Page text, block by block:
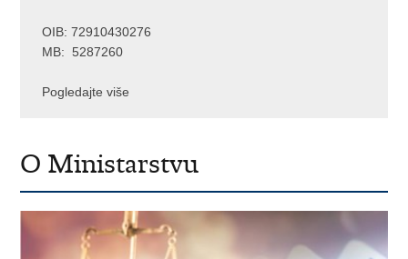
OIB: 72910430276
MB: 5287260
Pogledajte više
O Ministarstvu